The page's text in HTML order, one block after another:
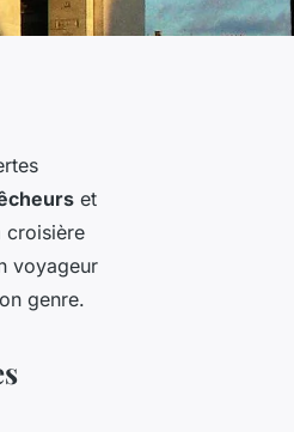
et
croisière
voyageur
genre.